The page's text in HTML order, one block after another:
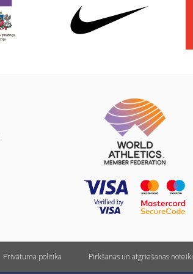
Privātuma politika Pirkšanas un atgriešanas